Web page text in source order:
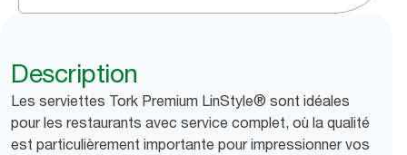
Description
Les serviettes Tork Premium LinStyle® sont idéales
pour les restaurants avec service complet, où la qualité
est particulièrement importante pour impressionner vos